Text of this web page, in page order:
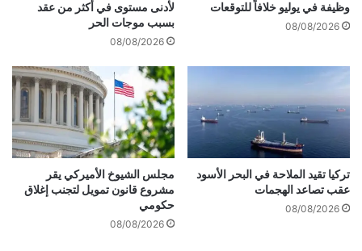
د
ب
د
ت
ا
د
ي
ه
ث
إ
غ
ا
ق
ع
ل
وظيفة في يوليو خلافاً للتوقعات
08/08/2026
لأدنى مستوى في أكثر من عقد
بسبب موجات الحر
08/08/2026
تركيا تقيد الملاحة في البحر الأسود
عقب تصاعد الهجمات
08/08/2026
مجلس الشيوخ الأميركي يقر
مشروع قانون تمويل لتجنب إغلاق
حكومي
08/08/2026